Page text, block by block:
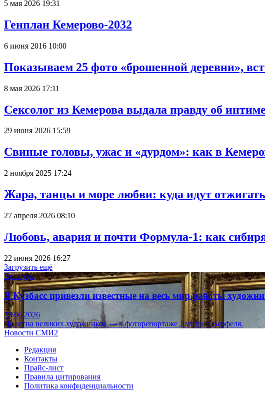
5 мая 2026 19:31
Генплан Кемерово-2032
6 июня 2016 10:00
Показываем 25 фото «брошенной деревни»,
8 мая 2026 17:11
Сексолог из Кемерова выдала правду об
29 июня 2026 15:59
Свиные головы, ужас и «дурдом»: как в
2 ноября 2025 17:24
Жара, танцы и море любви: куда идут
27 апреля 2026 08:10
Любовь, авария и почти Формула-1: как
22 июня 2026 16:27
Загрузить ещё
Культура
В Кузбасс привезли известные на весь мир работы
23.06.2026
Полотна великих художников — в фоторепортаже Дмитрия Верфеля.
Новости СМИ2
Редакция
Контакты
Прайс-лист
Правила цитирования
Политика конфиденциальности